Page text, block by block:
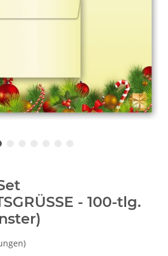
- 100-tlg.